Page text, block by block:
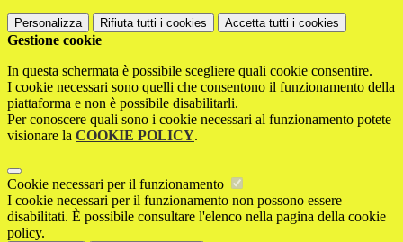
Personalizza Rifiuta tutti i cookies Accetta tutti i cookies
Gestione cookie
In questa schermata è possibile scegliere quali cookie consentire.
I cookie necessari sono quelli che consentono il funzionamento della
piattaforma e non è possibile disabilitarli.
Per conoscere quali sono i cookie necessari al funzionamento potete
visionare la COOKIE POLICY.
Cookie necessari per il funzionamento
I cookie necessari per il funzionamento non possono essere
disabilitati. È possibile consultare l'elenco nella pagina della cookie
policy.